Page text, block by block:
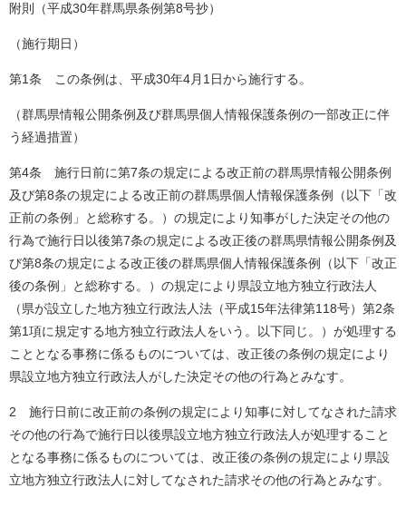
附則（平成30年群馬県条例第8号抄）
（施行期日）
第1条 この条例は、平成30年4月1日から施行する。
（群馬県情報公開条例及び群馬県個人情報保護条例の一部改正に伴
う経過措置）
第4条 施行日前に第7条の規定による改正前の群馬県情報公開条例
及び第8条の規定による改正前の群馬県個人情報保護条例（以下「改
正前の条例」と総称する。）の規定により知事がした決定その他の
行為で施行日以後第7条の規定による改正後の群馬県情報公開条例及
び第8条の規定による改正後の群馬県個人情報保護条例（以下「改正
後の条例」と総称する。）の規定により県設立地方独立行政法人
（県が設立した地方独立行政法人法（平成15年法律第118号）第2条
第1項に規定する地方独立行政法人をいう。以下同じ。）が処理する
こととなる事務に係るものについては、改正後の条例の規定により
県設立地方独立行政法人がした決定その他の行為とみなす。
2 施行日前に改正前の条例の規定により知事に対してなされた請求
その他の行為で施行日以後県設立地方独立行政法人が処理すること
となる事務に係るものについては、改正後の条例の規定により県設
立地方独立行政法人に対してなされた請求その他の行為とみなす。